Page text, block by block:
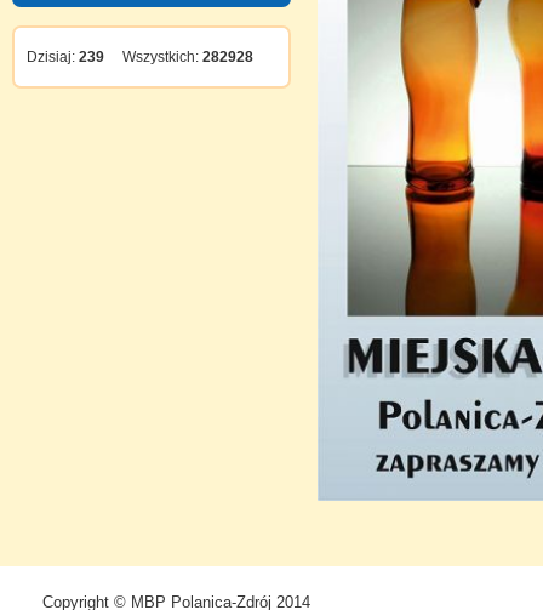
Dzisiaj: 239 Wszystkich: 282928
Copyright © MBP Polanica-Zdrój 2014